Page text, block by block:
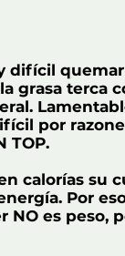
difícil
grasa terca
por
TOP.
calorías su
Por
es peso,